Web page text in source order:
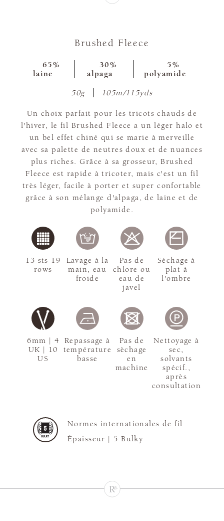
Brushed Fleece
65%
laine
30%
alpaga
5%
polyamide
50g 105m/115yds
Un choix parfait pour les tricots chauds de
l'hiver, le fil Brushed Fleece a un léger halo et
un bel effet chiné qui se marie à merveille
avec sa palette de neutres doux et de nuances
plus riches. Grâce à sa grosseur, Brushed
Fleece est rapide à tricoter, mais c'est un fil
très léger, facile à porter et super confortable
grâce à son mélange d'alpaga, de laine et de
polyamide.
6mm | 4
UK | 10
US
13 sts 19
rows
Lavage à la
main, eau
froide
Pas de
chlore ou
eau de
javel
Séchage à
plat à
l'ombre
Repassage à
température
basse
Pas de
sèchage
en
machine
Nettoyage à
sec,
solvants
spécif.,
après
consultation
Normes internationales de fil
Épaisseur | 5 Bulky